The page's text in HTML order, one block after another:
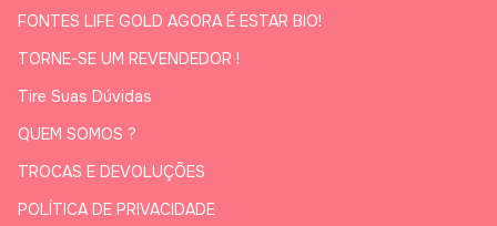
FONTES LIFE GOLD AGORA É ESTAR BIO!
TORNE-SE UM REVENDEDOR !
Tire Suas Dúvidas
QUEM SOMOS ?
TROCAS E DEVOLUÇÕES
POLÍTICA DE PRIVACIDADE